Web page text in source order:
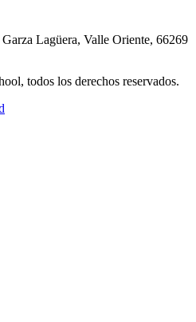
Lagüera, Valle Oriente, 66269
todos los derechos reservados.